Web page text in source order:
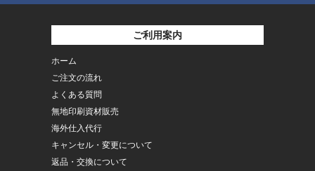
ご利用案内
ホーム
ご注文の流れ
よくある質問
無地印刷資材販売
海外仕入代行
キャンセル・変更について
返品・交換について